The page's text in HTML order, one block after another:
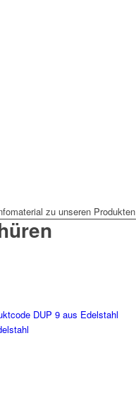
zu unseren Produkten